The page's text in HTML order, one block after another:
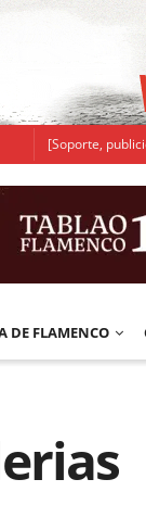
[Soporte,
DE FLAMENCO